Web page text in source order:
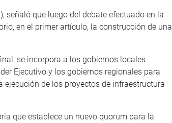
señaló que luego del debate efectuado en la
en el primer artículo, la construcción de una
se incorpora a los gobiernos locales
Ejecutivo y los gobiernos regionales para
ejecución de los proyectos de infraestructura
que establece un nuevo quorum para la